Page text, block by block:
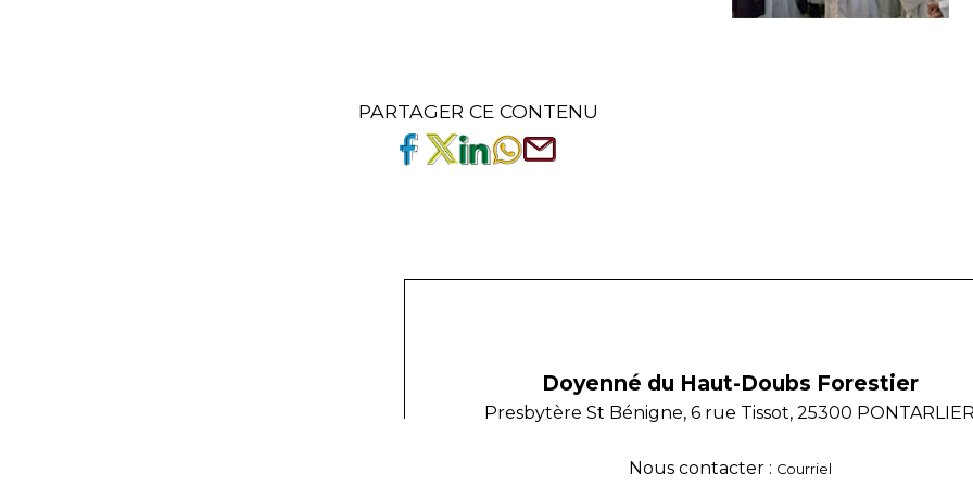
PARTAGER CE CONTENU
Doyenné du Haut-Doubs Forestier
Presbytère St Bénigne, 6 rue Tissot, 25300
Nous contacter : Courriel